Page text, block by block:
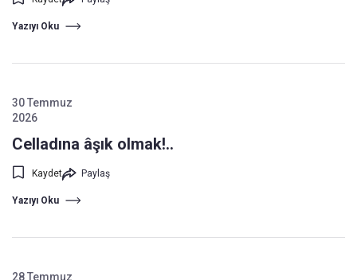
Yazıyı Oku
30 Temmuz
2026
Celladına âşık olmak!..
Kaydet Paylaş
Yazıyı Oku
28 Temmuz